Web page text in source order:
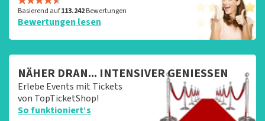
Basierend auf113.242Bewertungen
Bewertungen lesen
NÄHER DRAN... INTENSIVER GENIESSEN
Erlebe Events mit Tickets
von TopTicketShop!
So funktioniert‘s